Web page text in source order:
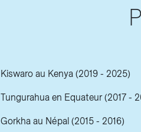
Kiswaro au Kenya (2019 - 2025)
Tungurahua en Equateur (2017 -
Gorkha au Népal (2015 - 2016)